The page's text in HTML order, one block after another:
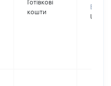
Готівкові
кошти
USD